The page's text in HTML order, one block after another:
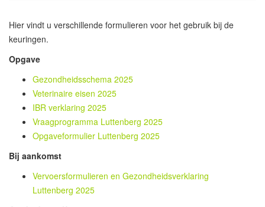
Hier vindt u verschillende formulieren voor het gebruik bij de
keuringen.
Opgave
Gezondheidsschema 2025
Veterinaire eisen 2025
IBR verklaring 2025
Vraagprogramma Luttenberg 2025
Opgaveformulier Luttenberg 2025
Bij aankomst
Vervoersformulieren en Gezondheidsverklaring
Luttenberg 2025